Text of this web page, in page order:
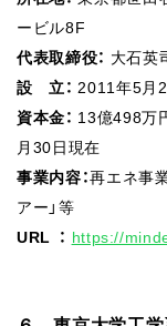
ービル8F
代表取締役： 大石英
設 立： 2011年5月
資本金： 13億498万
月30日現在
事業内容：再エネ事
アー」等
URL ： https://